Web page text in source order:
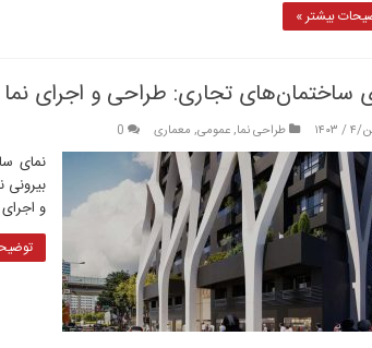
بیشتر »
ساختمان‌های تجاری: طراحی و اجرای نما
۱۴۰۳ طراحی نما,عمومی, معماری 0
نمای
و